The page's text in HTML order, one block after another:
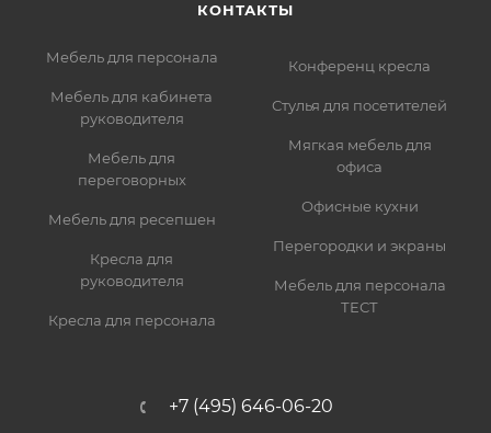
КОНТАКТЫ
Мебель для персонала
Мебель для кабинета
руководителя
Мебель для
переговорных
Мебель для ресепшен
Кресла для
руководителя
Кресла для персонала
Конференц кресла
Стулья для посетителей
Мягкая мебель для
офиса
Офисные кухни
Перегородки и экраны
Мебель для персонала
ТЕСТ
+7 (495) 646-06-20